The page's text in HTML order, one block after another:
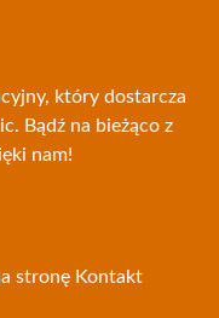
który dostarcza
Bądź na bieżąco z
nam!
stronę Kontakt